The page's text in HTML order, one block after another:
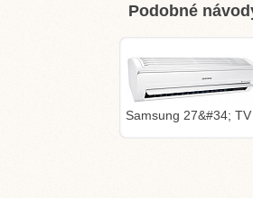
Podobné
Samsung 27&#34;